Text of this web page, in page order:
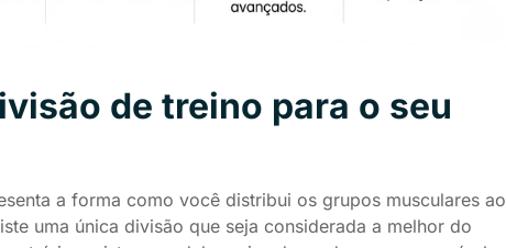
de treino para o seu
a forma como você distribui os grupos musculares ao
uma única divisão que seja considerada a melhor do